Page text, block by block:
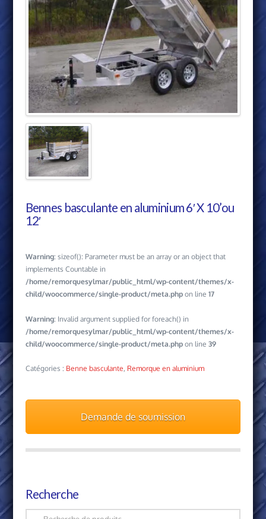
Bennes basculante en aluminium 6′ X 10’ou
12′
Warning: sizeof(): Parameter must be an array or an object that
implements Countable in
/home/remorquesylmar/public_html/wp-content/themes/x-
child/woocommerce/single-product/meta.phpon line 17
Warning: Invalid argument supplied for foreach() in
/home/remorquesylmar/public_html/wp-content/themes/x-
child/woocommerce/single-product/meta.phpon line 39
Catégories : Benne basculante, Remorque en aluminium
Demande de soumission
Recherche
Recherche